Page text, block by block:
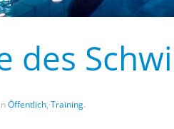
des
Öffentlich, Training.